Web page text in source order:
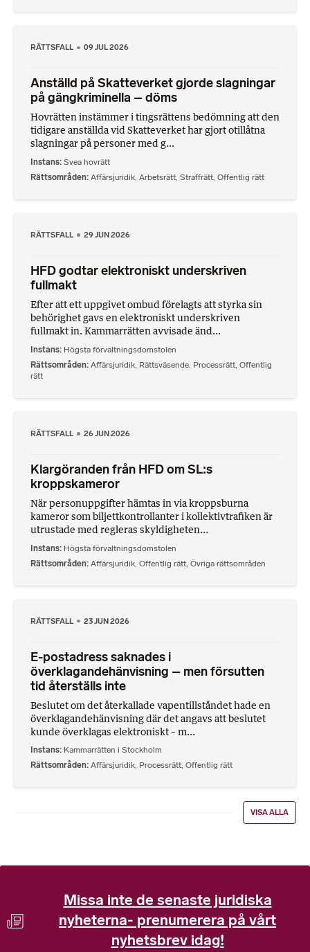
RÄTTSFALL 09 JUL 2026
Anställd på Skatteverket gjorde slagningar
på gängkriminella – döms
Hovrätten instämmer i tingsrättens bedömning att den
tidigare anställda vid Skatteverket har gjort otillåtna
slagningar på personer med g...
Instans Svea hovrätt
Rättsområden Affärsjuridik, Arbetsrätt, Straffrätt, Offentlig rätt
RÄTTSFALL 29 JUN 2026
HFD godtar elektroniskt underskriven
fullmakt
Efter att ett uppgivet ombud förelagts att styrka sin
behörighet gavs en elektroniskt underskriven
fullmakt in. Kammarrätten avvisade änd...
Instans Högsta förvaltningsdomstolen
Rättsområden Affärsjuridik Rättsväsende Processrätt Offentlig
rätt
RÄTTSFALL 26 JUN 2026
Klargöranden från HFD om SL:s
kroppskameror
När personuppgifter hämtas in via kroppsburna
kameror som biljettkontrollanter i kollektivtrafiken är
utrustade med regleras skyldigheten...
Instans Högsta förvaltningsdomstolen
Rättsområden Affärsjuridik Offentlig rätt Övriga rättsområden
RÄTTSFALL 23 JUN 2026
E-postadress saknades i
överklagandehänvisning – men försutten
tid återställs inte
Beslutet om det återkallade vapentillståndet hade en
överklagandehänvisning där det angavs att beslutet
kunde överklagas elektroniskt – m...
Instans Kammarrätten i Stockholm
Rättsområden Affärsjuridik, Processrätt, Offentlig rätt
VISA ALLA
Missa inte de senaste juridiska
nyheterna- prenumerera på vårt
nyhetsbrev idag!